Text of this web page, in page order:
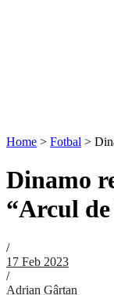
Home > Fotbal >
Dinamo
“Arcul
/
17 Feb 2023
/
Adrian Gârtan